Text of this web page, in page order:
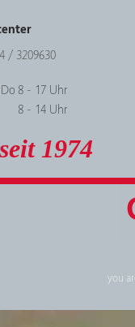
/ 3209630
8 - 17 Uhr
8 - 14 Uhr
1974
you